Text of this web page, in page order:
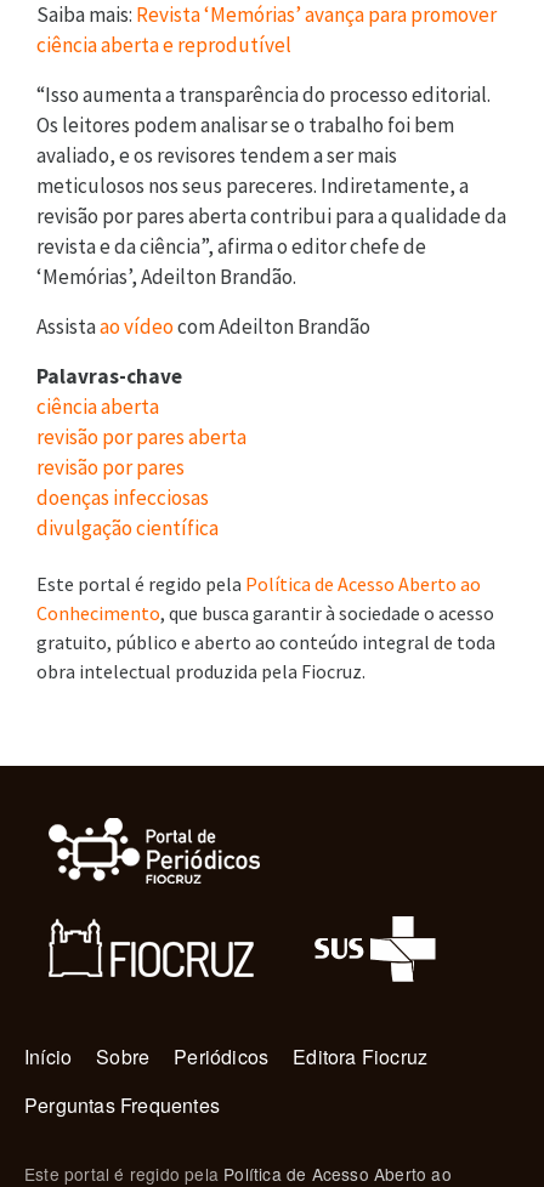
Saiba mais: Revista ‘Memórias’ avança para promover
ciência aberta e reprodutível
“Isso aumenta a transparência do processo editorial.
Os leitores podem analisar se o trabalho foi bem
avaliado, e os revisores tendem a ser mais
meticulosos nos seus pareceres. Indiretamente, a
revisão por pares aberta contribui para a qualidade da
revista e da ciência”, afirma o editor chefe de
‘Memórias’, Adeilton Brandão.
Assistaao vídeocom Adeilton Brandão
Palavras-chave
ciência aberta
revisão por pares aberta
revisão por pares
doenças infecciosas
divulgação científica
Este portal é regido pela Política de Acesso Aberto ao
Conhecimento, que busca garantir à sociedade o acesso
gratuito, público e aberto ao conteúdo integral de toda
obra intelectual produzida pela Fiocruz.
Navegação principal
Início Sobre Periódicos
Editora Fiocruz
Perguntas Frequentes
Este portal é regido pela Política de Acesso Aberto ao